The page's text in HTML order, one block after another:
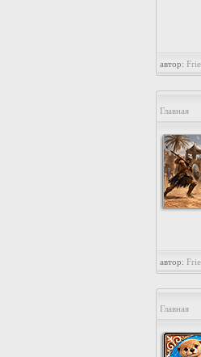
автор:
Главная
автор:
Главная